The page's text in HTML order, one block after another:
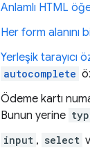
Anlamlı HTML
Her form alanını
Yerleşik tarayıcı
autocomplete
Ödeme kartı
Bunun yerine
input , select